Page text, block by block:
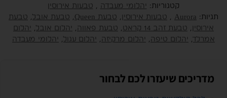
קטגוריות: יהלומי מעבדה , טבעות אירוסין
תגיות: Aurora
, טבעות אירוסין, טבעת Queen , טבעת אובל, טבעת
אירוסין, טבעת זהב 14 קראט , טבעת פאווה, יהלום אובל, יהלום
אמרלד, יהלום טיפה, יהלום מרקיזה, יהלום עגול, יהלומי מעבדה
מדריכים שיעזרו לכם לבחור